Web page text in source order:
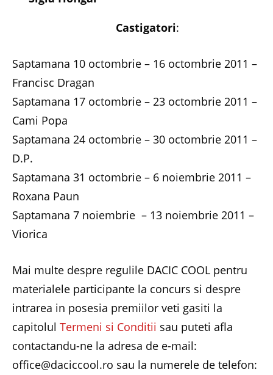
Castigatori:
Saptamana 10 octombrie – 16 octombrie 2011 –
Francisc Dragan
Saptamana 17 octombrie – 23 octombrie 2011 –
Cami Popa
Saptamana 24 octombrie – 30 octombrie 2011 –
D.P.
Saptamana 31 octombrie – 6 noiembrie 2011 –
Roxana Paun
Saptamana 7 noiembrie – 13 noiembrie 2011 –
Viorica
Mai multe despre regulile DACIC COOL pentru
materialele participante la concurs si despre
intrarea in posesia premiilor veti gasiti la
capitolul Termeni si Conditii sau puteti afla
contactandu-ne la adresa de e-mail:
office@daciccool.ro sau la numerele de telefon: